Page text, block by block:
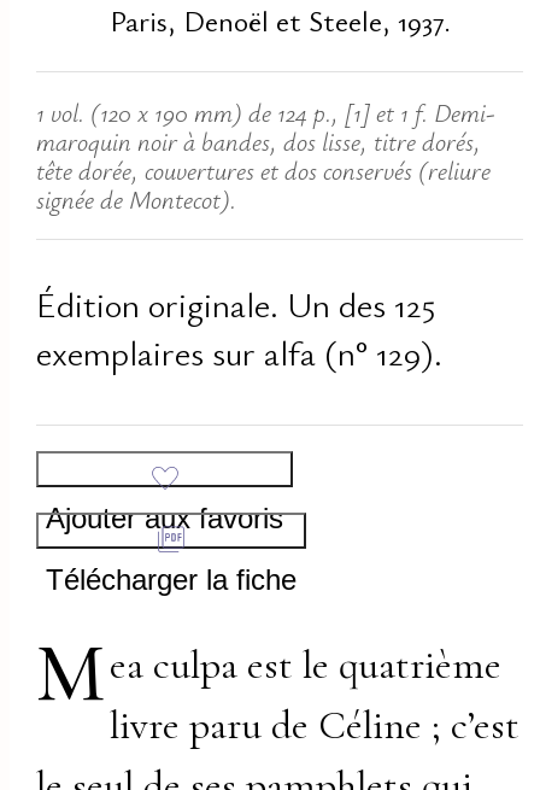
Paris, Denoël et Steele, 1937.
1 vol. (120 x 190 mm) de 124 p., [1] et 1 f. Demi-
maroquin noir à bandes, dos lisse, titre dorés,
tête dorée, couvertures et dos conservés (reliure
signée de Montecot).
Édition originale. Un des 125
exemplaires sur alfa (n° 129).
Ajouter aux favoris
Télécharger la fiche
Mea culpa est le quatrième
livre paru de Céline ; c’est